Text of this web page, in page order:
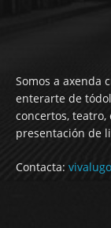
Somos a axenda
enterarte de
concertos, teatro,
presentación de
Contacta: